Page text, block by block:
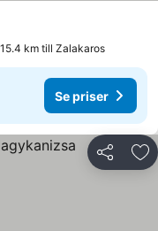
km till Zalakaros
Se priser
Dela